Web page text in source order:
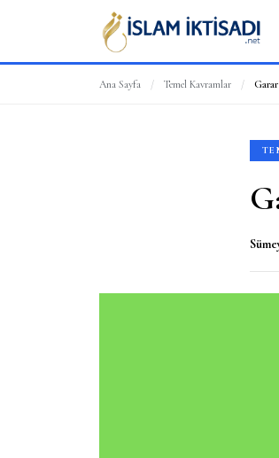
Ana Sayfa / Temel Kavramlar /